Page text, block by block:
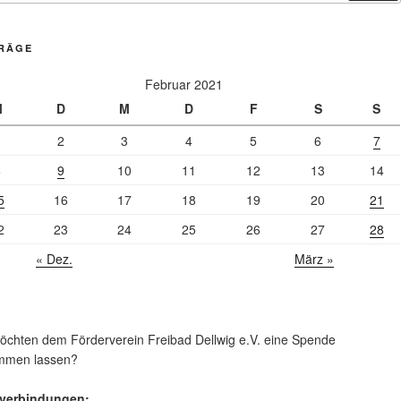
Februar 2021
D M D F S
S
2 3 4 5 6
7
9 10 11 12 13
14
16 17 18 19 20
21
23 24 25 26 27
28
« Dez.
März »
dem Förderverein Freibad Dellwig e.V. eine Spende
lassen?